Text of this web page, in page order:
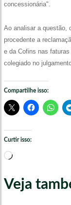
concessionária".
Ao analisar a questão,
procedente a
e da Cofins nas
colegiado no
Compartilhe isso:
Curtir isso:
Carregando...
Veja